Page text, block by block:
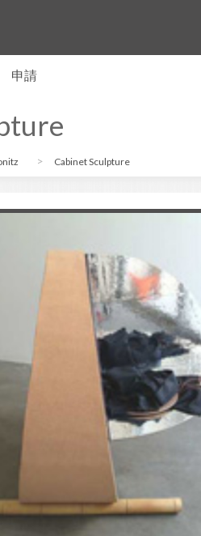
申請
Cabinet Sculpture